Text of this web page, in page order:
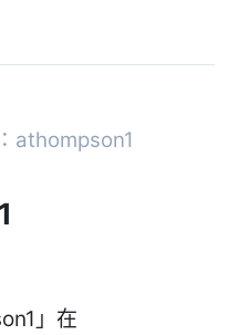
athompson1
」在